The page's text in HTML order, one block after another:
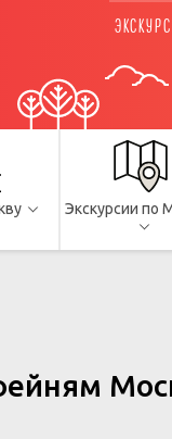
Экскурсии по